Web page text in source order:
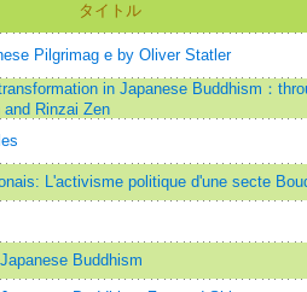
タイトル
Pilgrimag e by Oliver Statler
in Japanese Buddhism：
Rinzai Zen
L'activisme politique d'une secte
Buddhism